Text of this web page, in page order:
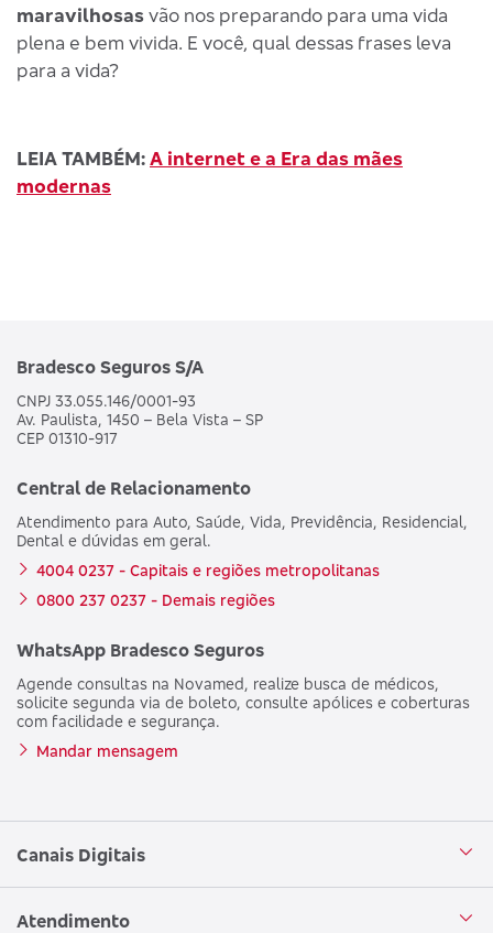
maravilhosasvão nos preparando para uma vida
plena e bem vivida. E você, qual dessas frases leva
para a vida?
LEIA TAMBÉM:A internet e a Era das mães
modernas
Bradesco Seguros S/A
CNPJ 33.055.146/0001-93
Av. Paulista, 1450 – Bela Vista – SP
CEP 01310-917
Central de Relacionamento
Atendimento para Auto, Saúde, Vida, Previdência, Residencial,
Dental e dúvidas em geral.
4004 0237 - Capitais e regiões metropolitanas
0800 237 0237 - Demais regiões
WhatsApp Bradesco Seguros
Agende consultas na Novamed, realize busca de médicos,
solicite segunda via de boleto, consulte apólices e coberturas
com facilidade e segurança.
Mandar mensagem
Canais Digitais
Aplicativo Bradesco Seguros
Atendimento